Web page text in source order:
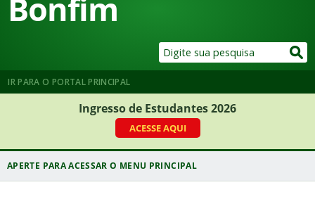
Bonfim
IR PARA O PORTAL PRINCIPAL
Ingresso de Estudantes 2026
ACESSE AQUI